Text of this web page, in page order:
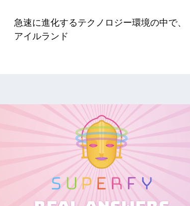
急速に進化するテクノロジー環境の中で、
アイルランド